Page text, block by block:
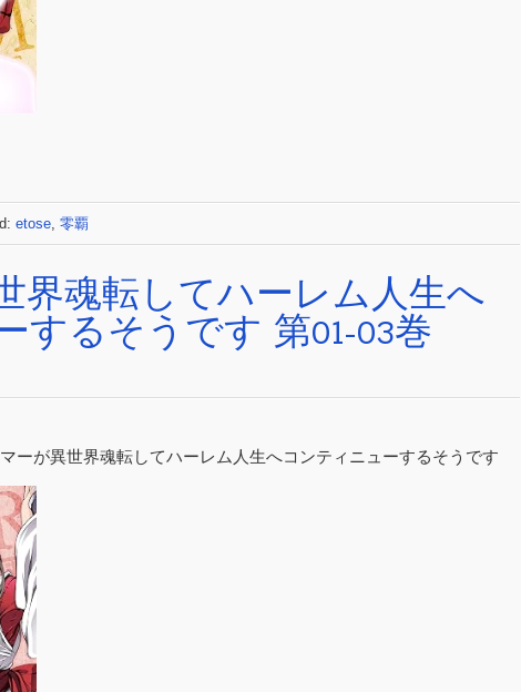
etose, 零覇
界魂転してハーレム人生へ
するそうです 第01-03巻
ーが異世界魂転してハーレム人生へコンティニューするそうです